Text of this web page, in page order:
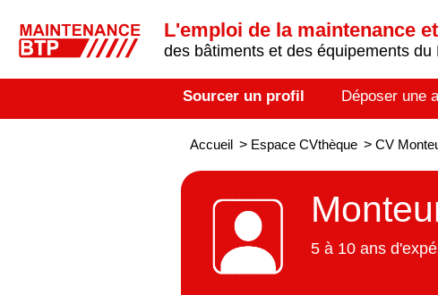
L'emploi de la maintenance
des bâtiments et des équipements du
Sourcer un profil Déposer une
Accueil > Espace CVthèque > CV
5 à 10 ans